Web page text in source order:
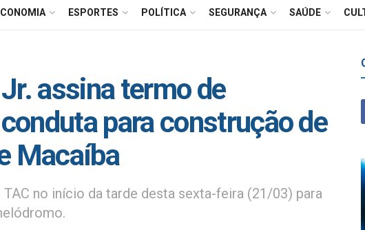
ESPORTES POLÍTICA SEGURANÇA SAÚDE
assina termo de
para construção de
Macaíba
no início da tarde desta sexta-feira (21/03) para